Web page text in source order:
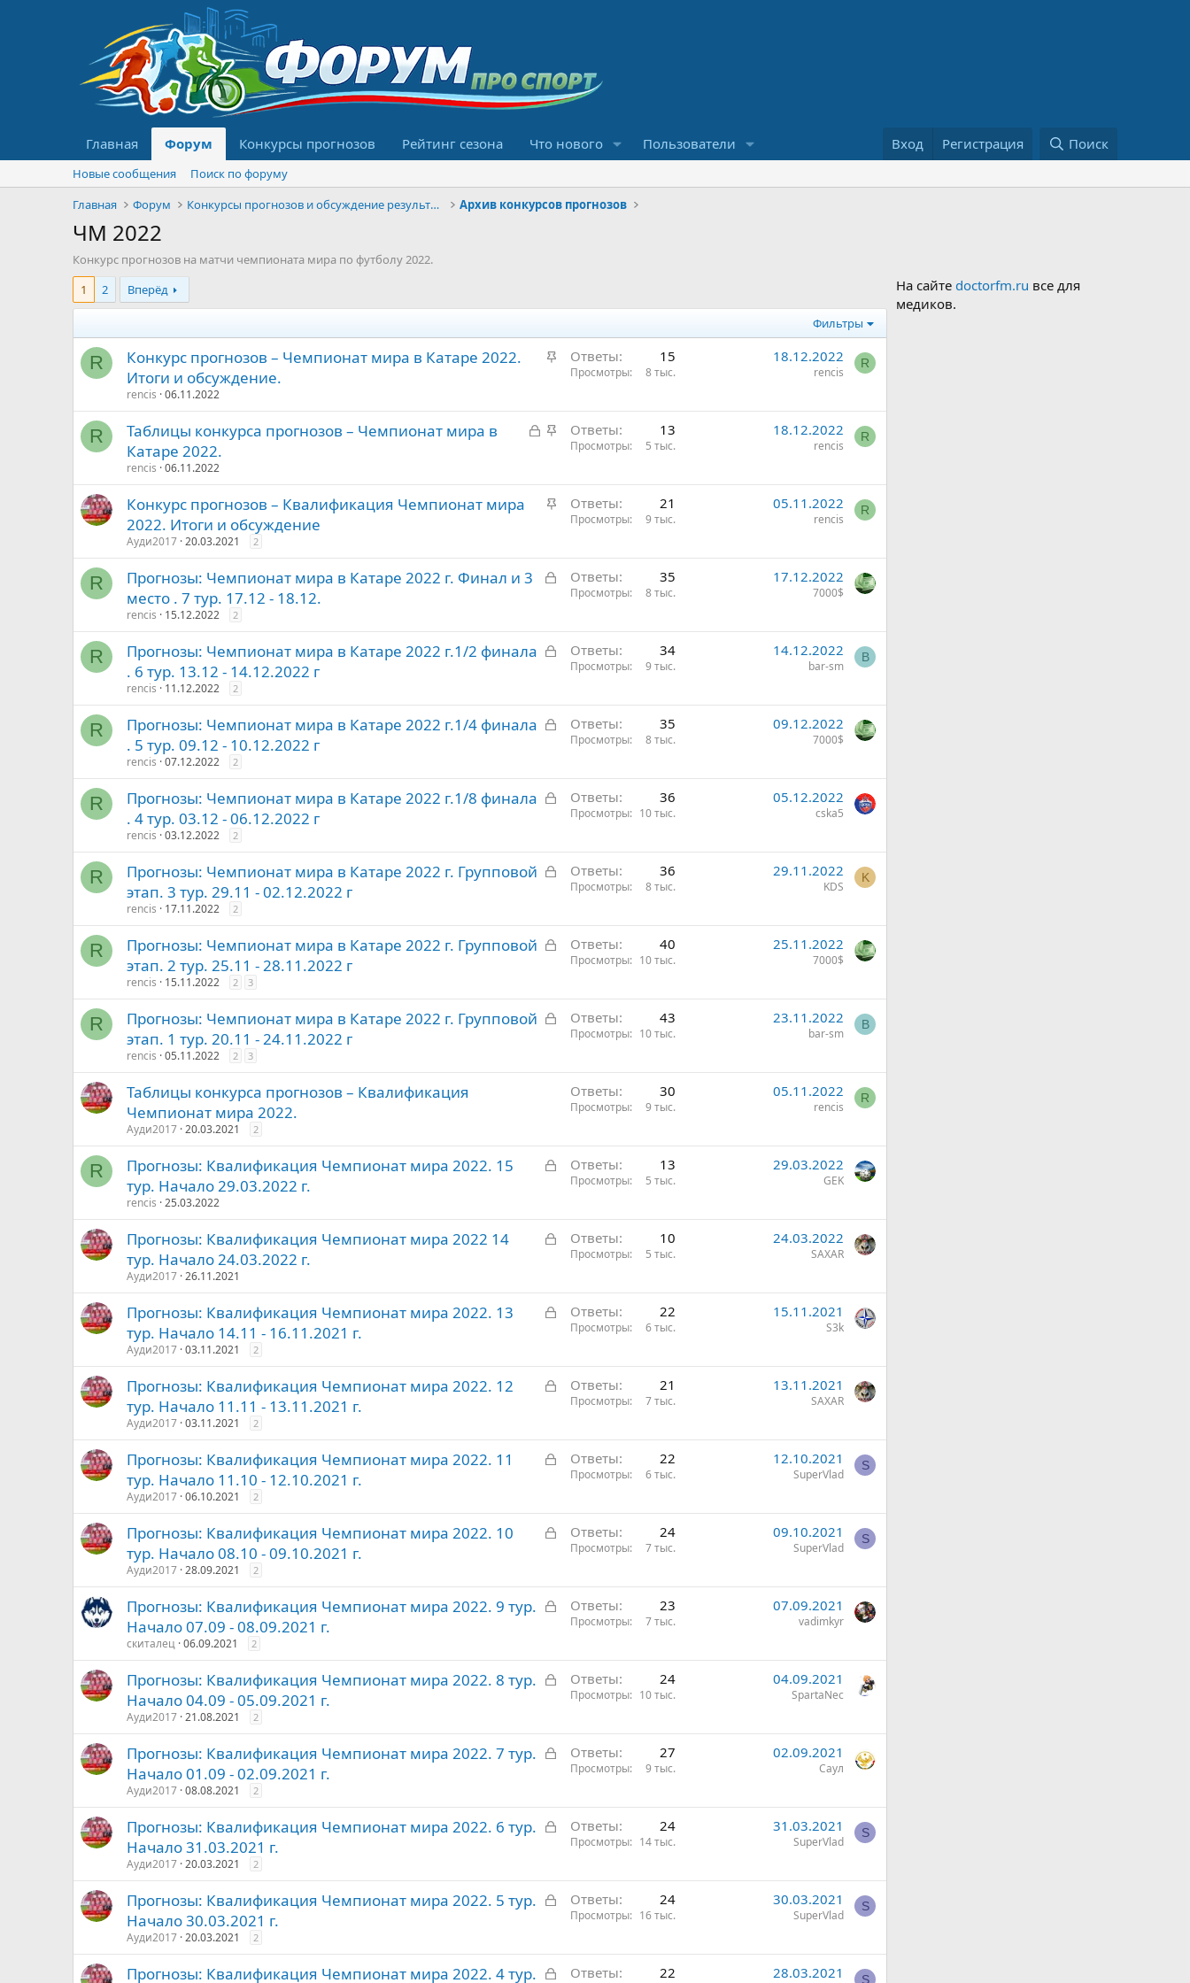
Главная Форум Конкурсы прогнозов Рейтинг сезона Что нового Пользователи Вход Регистрация Поиск
Новые сообщения
Поиск по форуму
Главная
Форум Конкурсы прогнозов и обсуждение результатов Архив конкурсов прогнозов
ЧМ 2022
Конкурс прогнозов на матчи чемпионата мира по футболу 2022.
1
2 Вперёд
Фильтры
R
З
р
е
е
н
Конкурс прогнозов – Чемпионат мира в Катаре 2022.
Итоги и обсуждение.
rencis 06.11.2022
Ответы 15
Просмотры 8 тыс.
18.12.2022
rencis
R
R
З
р
ы
З
р
е
е
н
Таблицы конкурса прогнозов – Чемпионат мира в
Катаре 2022.
rencis 06.11.2022
Ответы 13
Просмотры 5 тыс.
18.12.2022
rencis
R
З
р
е
е
н
Конкурс прогнозов – Квалификация Чемпионат мира
2022. Итоги и обсуждение
Ауди2017 20.03.2021 2
Ответы 21
Просмотры 9 тыс.
05.11.2022
rencis
R
R
З
р
ы
Прогнозы: Чемпионат мира в Катаре 2022 г. Финал и 3
место . 7 тур. 17.12 - 18.12.
rencis 15.12.2022 2
Ответы 35
Просмотры 8 тыс.
17.12.2022
7000$
R
З
р
ы
Прогнозы: Чемпионат мира в Катаре 2022 г.1/2 финала
. 6 тур. 13.12 - 14.12.2022 г
rencis 11.12.2022 2
Ответы 34
Просмотры 9 тыс.
14.12.2022
bar-sm
B
R
З
р
ы
Прогнозы: Чемпионат мира в Катаре 2022 г.1/4 финала
. 5 тур. 09.12 - 10.12.2022 г
rencis 07.12.2022 2
Ответы 35
Просмотры 8 тыс.
09.12.2022
7000$
R
З
р
ы
Прогнозы: Чемпионат мира в Катаре 2022 г.1/8 финала
. 4 тур. 03.12 - 06.12.2022 г
rencis 03.12.2022 2
Ответы 36
Просмотры 10 тыс.
05.12.2022
cska5
R
З
р
ы
Прогнозы: Чемпионат мира в Катаре 2022 г. Групповой
этап. 3 тур. 29.11 - 02.12.2022 г
rencis 17.11.2022 2
Ответы 36
Просмотры 8 тыс.
29.11.2022
KDS
K
R
З
р
ы
Прогнозы: Чемпионат мира в Катаре 2022 г. Групповой
этап. 2 тур. 25.11 - 28.11.2022 г
rencis 15.11.2022 2 3
Ответы 40
Просмотры 10 тыс.
25.11.2022
7000$
R
З
р
Прогнозы: Чемпионат мира в Катаре 2022 г. Групповой
этап. 1 тур. 20.11 - 24.11.2022 г
rencis 05.11.2022 2 3
Ответы 43
Просмотры 10 тыс.
23.11.2022
bar-sm
B
Таблицы конкурса прогнозов – Квалификация
Чемпионат мира 2022.
Ауди2017 20.03.2021 2
Ответы 30
Просмотры 9 тыс.
05.11.2022
rencis
R
R
З
р
ы
Прогнозы: Квалификация Чемпионат мира 2022. 15
тур. Начало 29.03.2022 г.
rencis 25.03.2022
Ответы 13
Просмотры 5 тыс.
29.03.2022
GEK
З
р
ы
Прогнозы: Квалификация Чемпионат мира 2022 14
тур. Начало 24.03.2022 г.
Ауди2017 26.11.2021
Ответы 10
Просмотры 5 тыс.
24.03.2022
SAXAR
З
р
ы
Прогнозы: Квалификация Чемпионат мира 2022. 13
тур. Начало 14.11 - 16.11.2021 г.
Ауди2017 03.11.2021 2
Ответы 22
Просмотры 6 тыс.
15.11.2021
S3k
З
р
ы
Прогнозы: Квалификация Чемпионат мира 2022. 12
тур. Начало 11.11 - 13.11.2021 г.
Ауди2017 03.11.2021 2
Ответы 21
Просмотры 7 тыс.
13.11.2021
SAXAR
З
р
ы
Прогнозы: Квалификация Чемпионат мира 2022. 11
тур. Начало 11.10 - 12.10.2021 г.
Ауди2017 06.10.2021 2
Ответы 22
Просмотры 6 тыс.
12.10.2021
SuperVlad
S
З
р
ы
Прогнозы: Квалификация Чемпионат мира 2022. 10
тур. Начало 08.10 - 09.10.2021 г.
Ауди2017 28.09.2021 2
Ответы 24
Просмотры 7 тыс.
09.10.2021
SuperVlad
S
З
р
ы
Прогнозы: Квалификация Чемпионат мира 2022. 9 тур.
Начало 07.09 - 08.09.2021 г.
скиталец 06.09.2021 2
Ответы 23
Просмотры 7 тыс.
07.09.2021
vadimkyr
З
р
ы
Прогнозы: Квалификация Чемпионат мира 2022. 8 тур.
Начало 04.09 - 05.09.2021 г.
Ауди2017 21.08.2021 2
Ответы 24
Просмотры 10 тыс.
04.09.2021
SpartaNec
З
р
ы
Прогнозы: Квалификация Чемпионат мира 2022. 7 тур.
Начало 01.09 - 02.09.2021 г.
Ауди2017 08.08.2021 2
Ответы 27
Просмотры 9 тыс.
02.09.2021
Саул
З
р
ы
Прогнозы: Квалификация Чемпионат мира 2022. 6 тур.
Начало 31.03.2021 г.
Ауди2017 20.03.2021 2
Ответы 24
Просмотры 14 тыс.
31.03.2021
SuperVlad
S
З
р
ы
Прогнозы: Квалификация Чемпионат мира 2022. 5 тур.
Начало 30.03.2021 г.
Ауди2017 20.03.2021 2
Ответы 24
Просмотры 16 тыс.
30.03.2021
SuperVlad
S
З
Прогнозы: Квалификация Чемпионат мира 2022. 4 тур. Ответы 22 28.03.2021 S
На сайте doctorfm.ru все для
медиков.